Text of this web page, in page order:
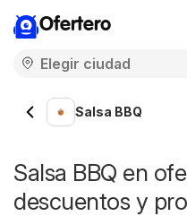
Ofertero
Salsa BBQ
Salsa BBQ en
descuentos y